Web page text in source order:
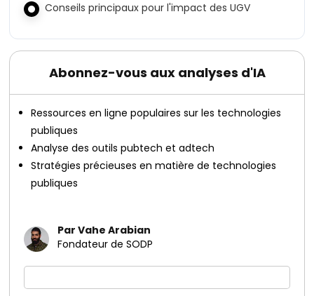
Conseils principaux pour l'impact des UGV
Abonnez-vous aux analyses d'IA
Ressources en ligne populaires sur les technologies
publiques
Analyse des outils pubtech et adtech
Stratégies précieuses en matière de technologies
publiques
Par Vahe Arabian
Fondateur de SODP